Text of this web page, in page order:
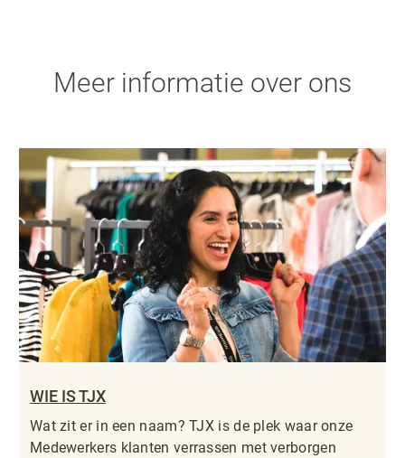
Meer informatie over ons
WIE IS TJX
Wat zit er in een naam? TJX is de plek waar onze
Medewerkers klanten verrassen met verborgen